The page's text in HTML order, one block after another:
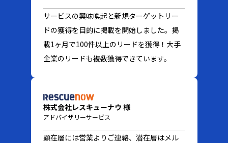
サービスの興味喚起と新規ターゲットリー
ドの獲得を目的に掲載を開始しました。掲
載1ヶ月で100件以上のリードを獲得！大手
企業のリードも複数獲得できています。
株式会社レスキューナウ 様
アドバイザリーサービス
顕在層には営業よりご連絡、潜在層はメル